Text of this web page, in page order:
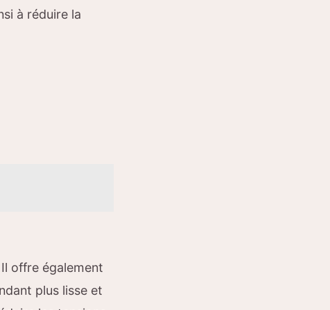
à réduire la
offre également
plus lisse et